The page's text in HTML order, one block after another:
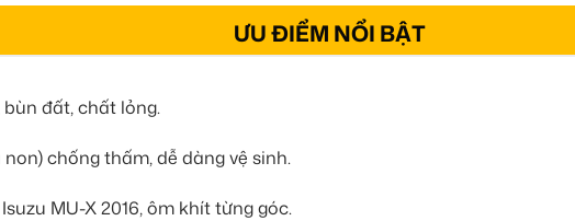
ƯU ĐIỂM NỔI BẬT
đất, chất lỏng.
chống thấm, dễ dàng vệ sinh.
MU-X 2016, ôm khít từng góc.